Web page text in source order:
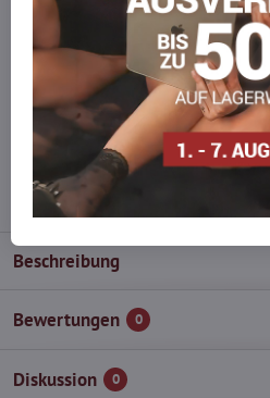
Möchten Sie mehr
auf Lager haben?
Zögern Sie nicht, uns zu
wieder auf!
info​@everlady​.eu
Beschreibung
Bewertungen 0
Diskussion 0